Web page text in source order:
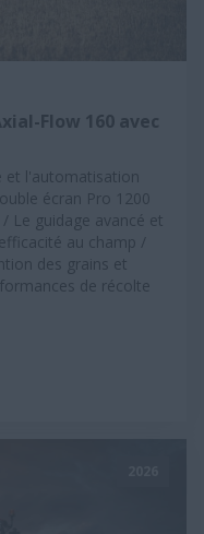
Flow 160 avec
et l'automatisation
écran Pro 1200
Le guidage avancé et
au champ /
des grains et
de récolte